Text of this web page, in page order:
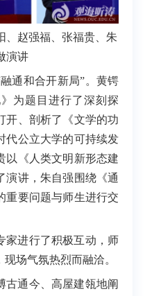
赵强福、 张福贵、 朱
演讲
通和合开新局”。黄锷
为题目进行了深刻探
开、剖析了《文学的功
代公立大学的可持续发
以《人类文明新形态建
演讲，朱自强围绕《通
重要问题与师生进行交
家进行了积极互动，师
场气氛热烈而融洽。
古通今、高屋建瓴地阐